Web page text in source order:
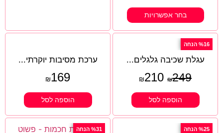
בחר אפשרויות
%16 הנחה
עגלת שכיבה גלגלים...
₪249
₪210
הוספה לסל
ערכת מסיבות יוקרתי...
₪169
הוספה לסל
%25 הנחה %31 הנחה